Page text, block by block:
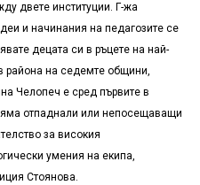
двете институции. Г-жа
и начинания на педагозите се
децата си в ръцете на най-
района на седемте общини,
Челопеч е сред първите в
отпаднали или непосещаващи
за високия
умения на екипа,
Стоянова.